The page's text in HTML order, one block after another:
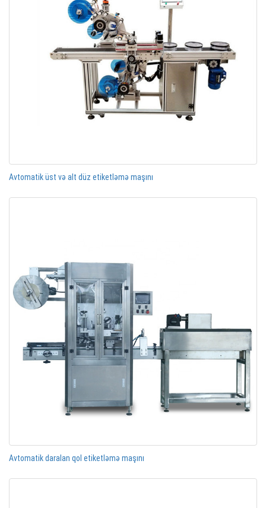
Avtomatik üst və alt düz etiketləmə maşını
Avtomatik daralan qol etiketləmə maşını